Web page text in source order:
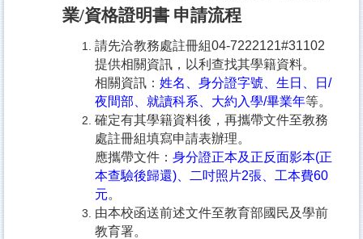
業/資格證明書 申請流程
請先洽教務處註冊組04-7222121#31102
提供相關資訊，以利查找其學籍資料。
相關資訊： 姓名、身分證字號、生日、日/
夜間部、就讀科系、大約入學/畢業年等。
確定有其學籍資料後，再攜帶文件至教務
處註冊組填寫申請表辦理。
應攜帶文件： 身分證正本及正反面影本(正
本查驗後歸還)、二吋照片2張、工本費60
元。
由本校函送前述文件至教育部國民及學前
教育署。